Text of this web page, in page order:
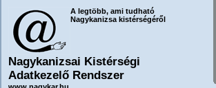
A legtöbb, ami tudható
Nagykanizsa kistérségéről
Nagykanizsai Kistérségi
Adatkezelő Rendszer